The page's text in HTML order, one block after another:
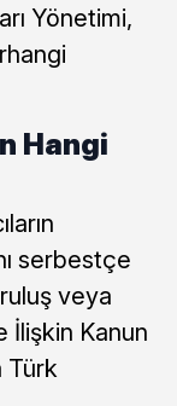
Yönetimi,
Hangi
serbestçe
veya
İlişkin Kanun
Türk